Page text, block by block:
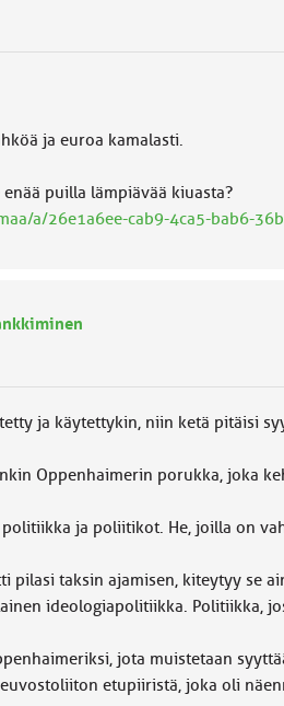
ja euroa kamalasti.
puilla lämpiävää kiuasta?
a/26e1a6ee-cab9-4ca5-bab6-
ja käytettykin, niin ketä pitäisi
Oppenhaimerin porukka, joka
ja poliitikot. He, joilla on
pilasi taksin ajamisen, kiteytyy se
ideologiapolitiikka. Politiikka,
jota muistetaan
etupiiristä, joka oli